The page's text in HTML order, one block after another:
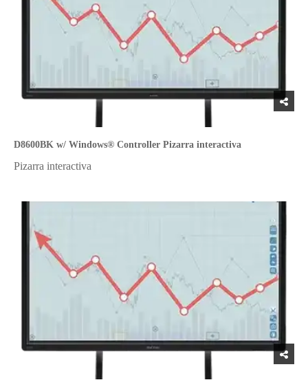
D8600BK w/ Windows® Controller Pizarra interactiva
Pizarra interactiva